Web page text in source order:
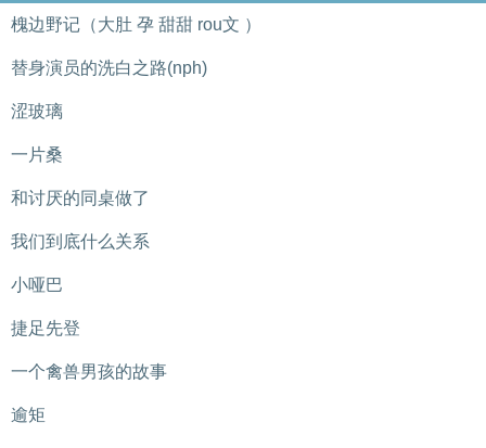
槐边野记（大肚 孕 甜甜 rou文 ）
替身演员的洗白之路(nph)
涩玻璃
一片桑
和讨厌的同桌做了
我们到底什么关系
小哑巴
捷足先登
一个禽兽男孩的故事
逾矩